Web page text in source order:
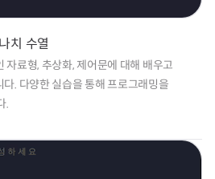
치 수열
자료형, 추상화, 제어문에 대해 배우고
. 다양한 실습을 통해 프로그래밍을
.